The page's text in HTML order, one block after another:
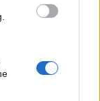
ο
εμείς κοιτάμε
είναι ο